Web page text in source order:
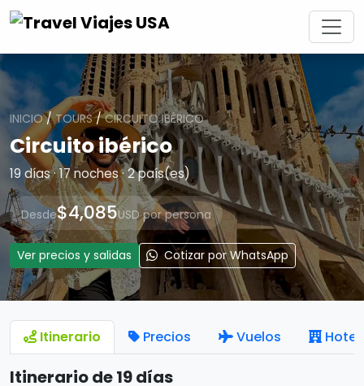
INICIO/TOURS/CIRCUITO IBÉRICO
Circuito ibérico
19 días · 17 noches · 2 país(es)
Desde$4,085USD por persona
Ver precios y salidas Cotizar por WhatsApp
Itinerario Precios Vuelos
Itinerario de 19 días